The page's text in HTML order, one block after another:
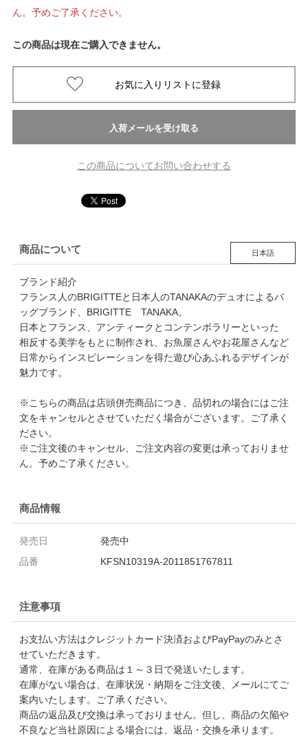
ん。予めご了承ください。
この商品は現在ご購入できません。
この商品についてお問い合わせする
商品について 日本語
ブランド紹介
フランス人のBRIGITTEと日本人のTANAKAのデュオによるバ
ッグブランド、BRIGITTE TANAKA。
日本とフランス、アンティークとコンテンポラリーといった
相反する美学をもとに制作され、お魚屋さんやお花屋さんなど
日常からインスピレーションを得た遊び心あふれるデザインが
魅力です。
※こちらの商品は店頭併売商品につき、品切れの場合にはご注
文をキャンセルとさせていただく場合がございます。ご了承く
ださい。
※ご注文後のキャンセル、ご注文内容の変更は承っておりませ
ん。予めご了承ください。
商品情報
発売日
発売中
品番
KFSN10319A-2011851767811
注意事項
お支払い方法はクレジットカード決済およびPayPayのみとさ
せていただきます。
通常、在庫がある商品は１～３日で発送いたします。
在庫がない場合は、在庫状況・納期をご注文後、メールにてご
案内いたします。ご了承ください。
商品の返品及び交換は承っておりません。但し、商品の欠陥や
不良など当社原因による場合には、返品・交換を承ります。